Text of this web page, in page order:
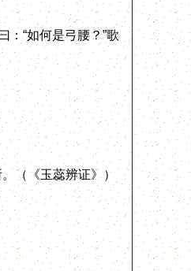
“如何是弓腰？”歌
（《玉蕊辨证》）